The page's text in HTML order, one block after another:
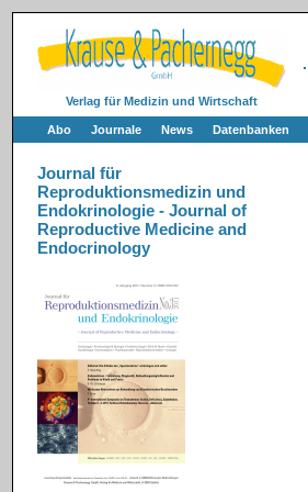
Verlag für Medizin und Wirtschaft
Abo Journale News Datenbanken
Journal für
Reproduktionsmedizin und
Endokrinologie - Journal of
Reproductive Medicine and
Endocrinology